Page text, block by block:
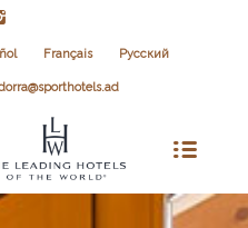
Français Русский